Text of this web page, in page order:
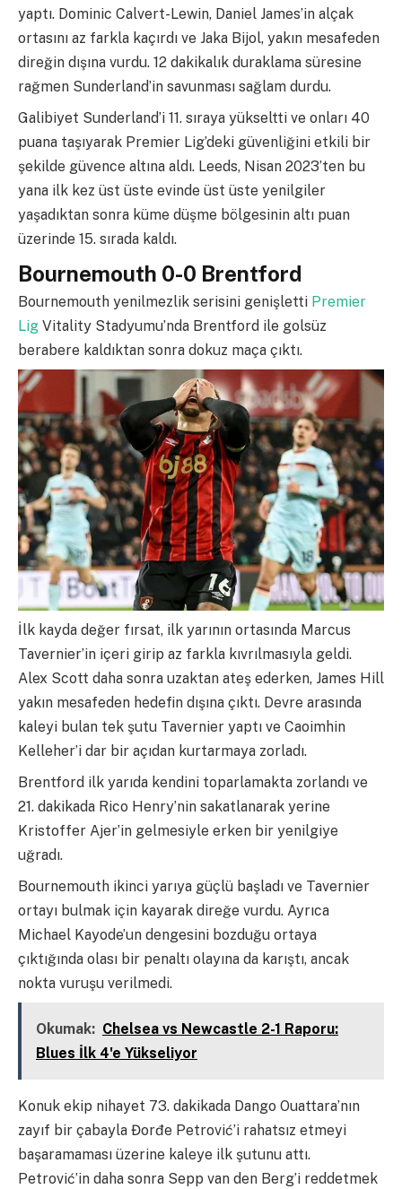
yaptı. Dominic Calvert-Lewin, Daniel James’in alçak
ortasını az farkla kaçırdı ve Jaka Bijol, yakın mesafeden
direğin dışına vurdu. 12 dakikalık duraklama süresine
rağmen Sunderland’in savunması sağlam durdu.
Galibiyet Sunderland’i 11. sıraya yükseltti ve onları 40
puana taşıyarak Premier Lig’deki güvenliğini etkili bir
şekilde güvence altına aldı. Leeds, Nisan 2023’ten bu
yana ilk kez üst üste evinde üst üste yenilgiler
yaşadıktan sonra küme düşme bölgesinin altı puan
üzerinde 15. sırada kaldı.
Bournemouth 0-0 Brentford
Bournemouth yenilmezlik serisini genişletti Premier
Lig Vitality Stadyumu’nda Brentford ile golsüz
berabere kaldıktan sonra dokuz maça çıktı.
İlk kayda değer fırsat, ilk yarının ortasında Marcus
Tavernier’in içeri girip az farkla kıvrılmasıyla geldi.
Alex Scott daha sonra uzaktan ateş ederken, James Hill
yakın mesafeden hedefin dışına çıktı. Devre arasında
kaleyi bulan tek şutu Tavernier yaptı ve Caoimhin
Kelleher’i dar bir açıdan kurtarmaya zorladı.
Brentford ilk yarıda kendini toparlamakta zorlandı ve
21. dakikada Rico Henry’nin sakatlanarak yerine
Kristoffer Ajer’in gelmesiyle erken bir yenilgiye
uğradı.
Bournemouth ikinci yarıya güçlü başladı ve Tavernier
ortayı bulmak için kayarak direğe vurdu. Ayrıca
Michael Kayode’un dengesini bozduğu ortaya
çıktığında olası bir penaltı olayına da karıştı, ancak
nokta vuruşu verilmedi.
Okumak: Chelsea vs Newcastle 2-1 Raporu:
Blues İlk 4'e Yükseliyor
Konuk ekip nihayet 73. dakikada Dango Ouattara’nın
zayıf bir çabayla Đorđe Petrović’i rahatsız etmeyi
başaramaması üzerine kaleye ilk şutunu attı.
Petrović’in daha sonra Sepp van den Berg’i reddetmek